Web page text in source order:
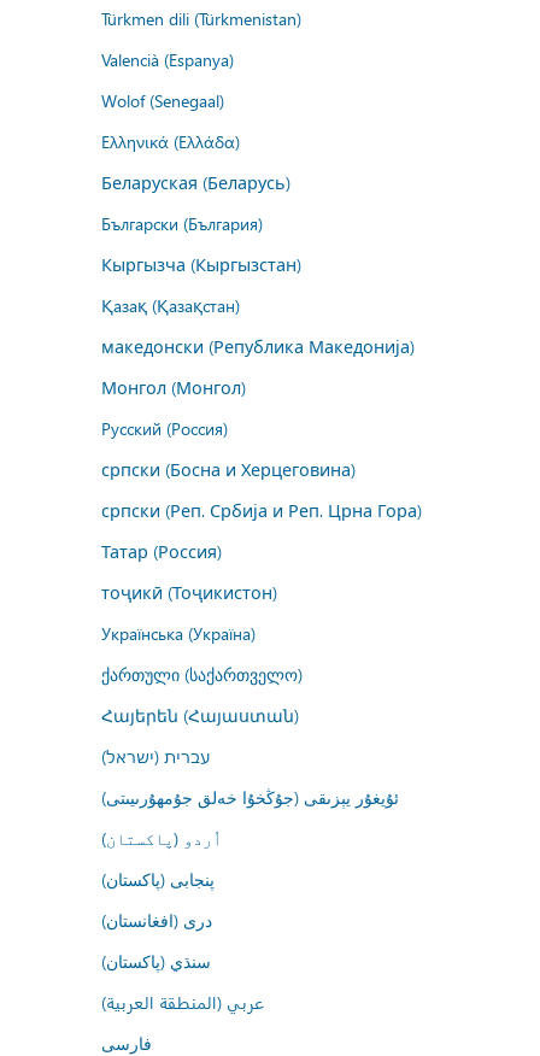
Türkmen dili (Türkmenistan)
Valencià (Espanya)
Wolof (Senegaal)
Ελληνικά (Ελλάδα)
Беларуская (Беларусь)
Български (България)
Кыргызча (Кыргызстан)
Қазақ (Қазақстан)
македонски (Република Македонија)
Монгол (Монгол)
Русский (Россия)
српски (Босна и Херцеговина)
српски (Реп. Србија и Реп. Црна Гора)
Татар (Россия)
тоҷикӣ (Тоҷикистон)
Українська (Україна)
ქართული (საქართველო)
Հայերեն (Հայաստան)
עברית (ישראל)
ئۇيغۇر يېزىقى (جۇڭخۇا خەلق جۇمھۇرىيىتى)
اُردو (پاکستان)
پنجابی (پاکستان)
درى (افغانستان)
سنڌي (پاکستان)
عربي (المنطقة العربية)
فارسى